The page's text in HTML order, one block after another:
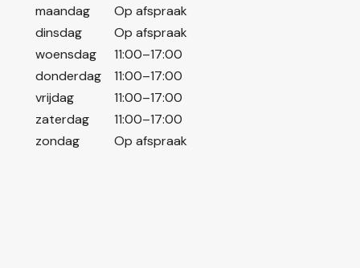
maandag
Op afspraak
dinsdag
Op afspraak
woensdag
11:00–17:00
donderdag
11:00–17:00
vrijdag
11:00–17:00
zaterdag
11:00–17:00
zondag
Op afspraak